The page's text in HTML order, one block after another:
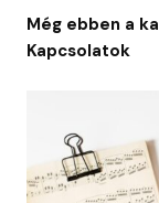
Még ebben a
Kapcsolatok